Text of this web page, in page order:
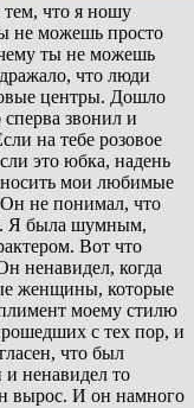
тем, что я ношу
не можешь просто
ты не можешь
что люди
центры. Дошло
сперва звонил и
на тебе розовое
это юбка, надень
мои любимые
не понимал, что
Я была шумным,
Вот что
ненавидел, когда
женщины, которые
моему стилю
с тех пор, и
что был
и ненавидел то
вырос. И он намного